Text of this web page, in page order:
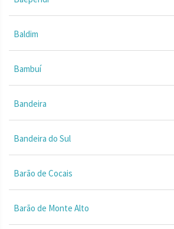
Baldim
Bambuí
Bandeira
Bandeira do Sul
Barão de Cocais
Barão de Monte Alto